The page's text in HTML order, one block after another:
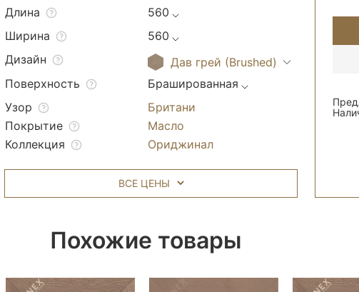
Длина
560
Ширина
560
Дизайн
Дав грей (Brushed)
Поверхность
Брашированная
Узор
Британи
Покрытие
Масло
Коллекция
Ориджинал
ВСЕ ЦЕНЫ
Похожие товары